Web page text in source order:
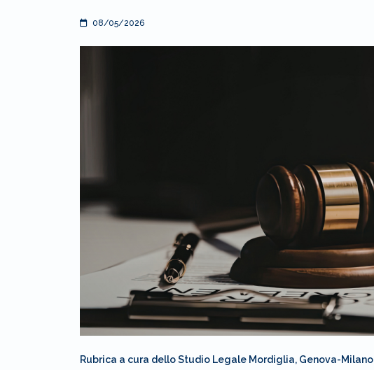
08/05/2026
Rubrica a cura dello Studio Legale Mordiglia, Genova-